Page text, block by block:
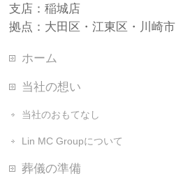
支店：稲城店
拠点：大田区・江東区・川崎市
ホーム
当社の想い
当社のおもてなし
Lin MC Groupについて
葬儀の準備